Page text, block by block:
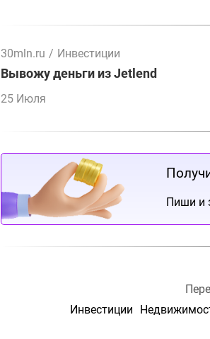
30mln.ru / Инвестиции
Вывожу деньги из Jetlend
25 Июля
Пиши и
Инвестиции